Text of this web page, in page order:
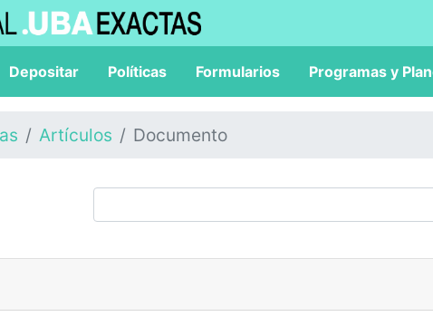
Depositar Políticas Formularios Programas y
Artículos Documento